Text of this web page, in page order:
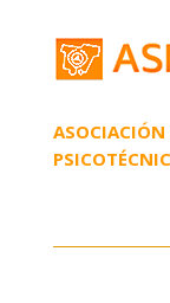
ASOCIACIÓN